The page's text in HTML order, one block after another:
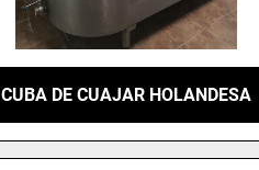
CUBA DE CUAJAR HOLANDESA